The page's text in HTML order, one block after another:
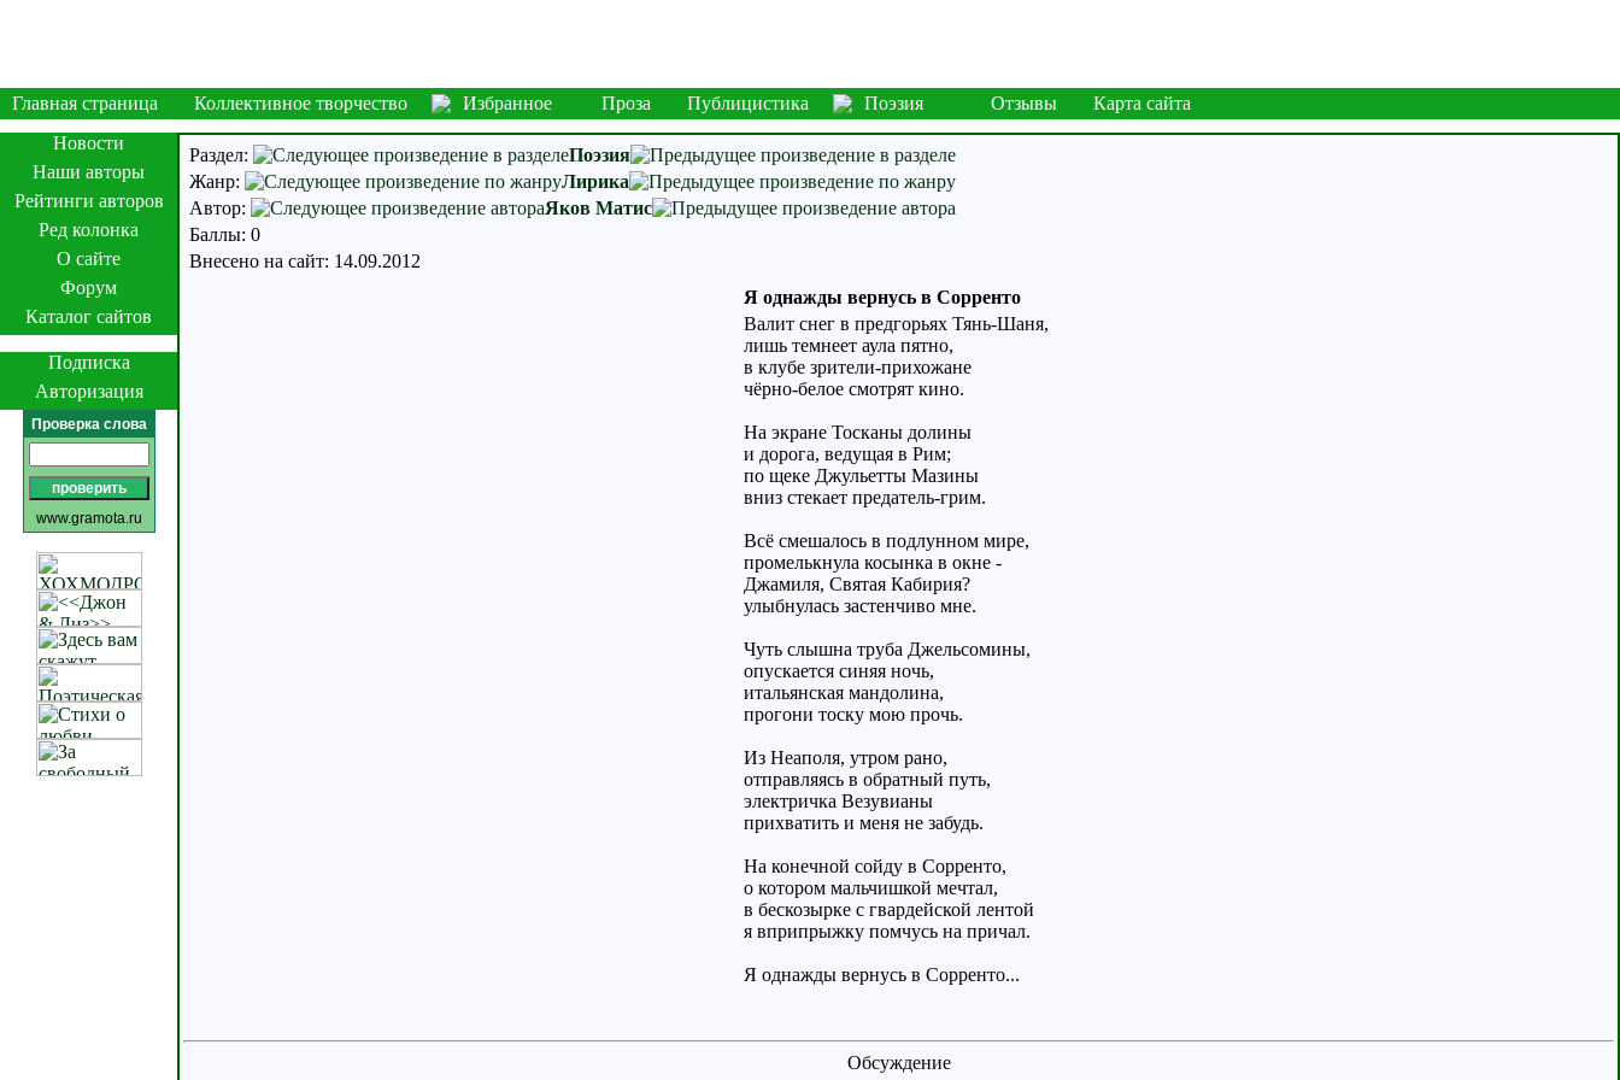
Главная страница Коллективное творчество Избранное Проза Публицистика Поэзия Отзывы
Карта сайта
Новости
Наши авторы
Рейтинги авторов
Ред колонка
О сайте
Форум
Каталог сайтов
Подписка
Авторизация
Проверка слова
www.gramota.ru
Раздел:
Поэзия
Жанр:
Лирика
Автор:
Яков Матис
Баллы: 0
Внесено на сайт: 14.09.2012
Я однажды вернусь в Сорренто
Валит снег в предгорьях Тянь-Шаня,
лишь темнеет аула пятно,
в клубе зрители-прихожане
чёрно-белое смотрят кино.
На экране Тосканы долины
и дорога, ведущая в Рим;
по щеке Джульетты Мазины
вниз стекает предатель-грим.
Всё смешалось в подлунном мире,
промелькнула косынка в окне -
Джамиля, Святая Кабирия?
улыбнулась застенчиво мне.
Чуть слышна труба Джельсомины,
опускается синяя ночь,
итaльянcкaя мандолина,
прогони тоску мою прочь.
Из Неаполя, утром рано,
отправляясь в обратный путь,
электричка Везувианы
прихватить и меня не забудь.
На конечной сойду в Сорренто,
о котором мальчишкой мечтал,
в бескозырке с гвардейской лентой
я вприпрыжку помчусь на причал.
Я однажды вернусь в Сорренто...
Обсуждение